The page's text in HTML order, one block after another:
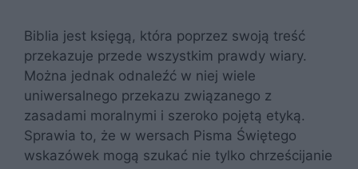
Biblia jest księgą, która poprzez swoją treść
przekazuje przede wszystkim prawdy wiary.
Można jednak odnaleźć w niej wiele
uniwersalnego przekazu związanego z
zasadami moralnymi i szeroko pojętą etyką.
Sprawia to, że w wersach Pisma Świętego
wskazówek mogą szukać nie tylko chrześcijanie